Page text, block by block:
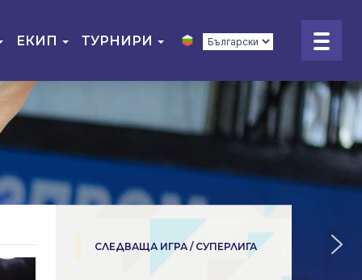
ЕКИП ТУРНИРИ
СЛЕДВАЩА ИГРА / СУПЕРЛИГА